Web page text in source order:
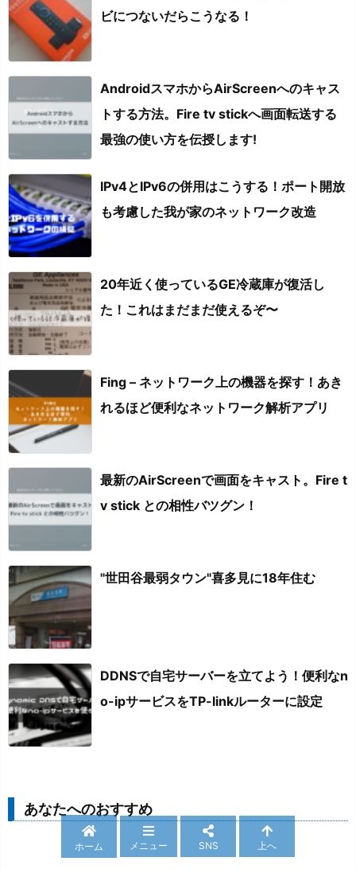
ビにつないだらこうなる！
AndroidスマホからAirScreenへのキャス
トする方法。Fire tv stickへ画面転送する
最強の使い方を伝授します!
IPv4とIPv6の併用はこうする！ポート開放
も考慮した我が家のネットワーク改造
20年近く使っているGE冷蔵庫が復活し
た！これはまだまだ使えるぞ〜
Fing – ネットワーク上の機器を探す！あき
れるほど便利なネットワーク解析アプリ
最新のAirScreenで画面をキャスト。Fire t
v stick との相性バツグン！
"世田谷最弱タウン"喜多見に18年住む
DDNSで自宅サーバーを立てよう！便利なn
o-ipサービスをTP-linkルーターに設定
あなたへのおすすめ
ホーム メニュー SNS 上へ